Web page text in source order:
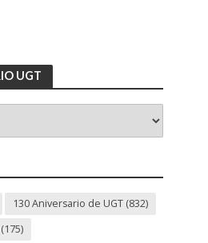
UGT
130 Aniversario de UGT(832)